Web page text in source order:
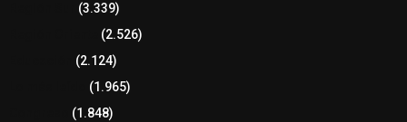
(3.339)
(2.526)
(2.124)
(1.965)
(1.848)